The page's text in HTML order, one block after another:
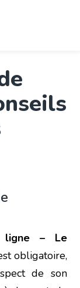
ligne – Le
obligatoire,
de son